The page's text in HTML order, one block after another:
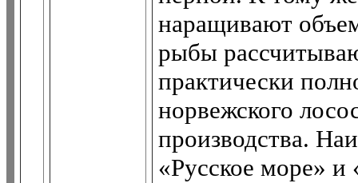
наращивают
рыбы
практически
норвежского
производства.
«Русское море» и